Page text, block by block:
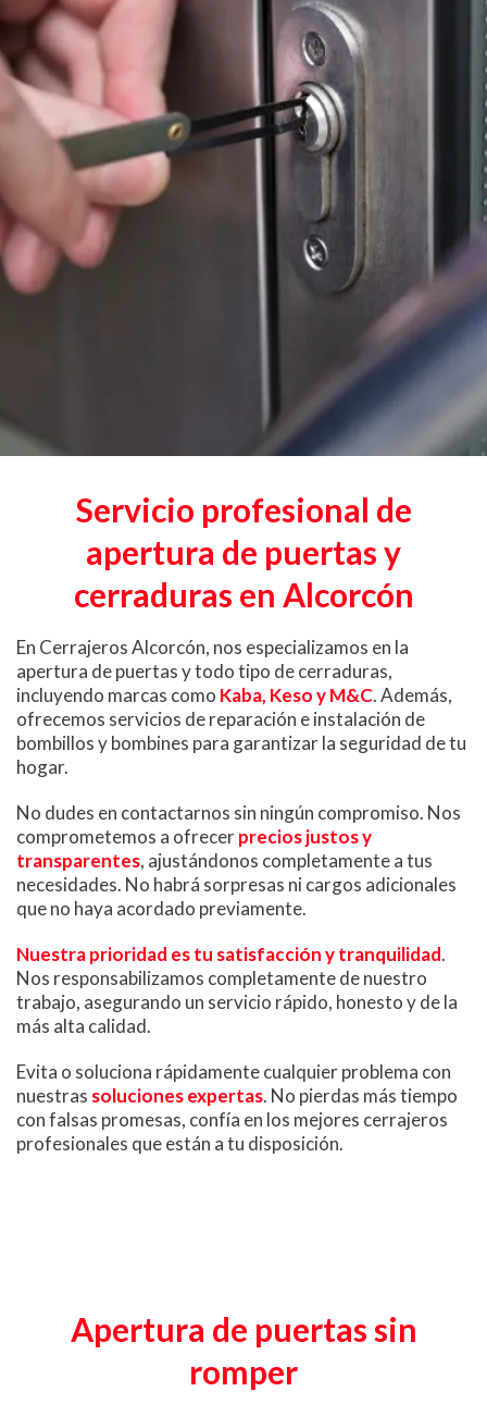
Servicio profesional de
apertura de puertas y
cerraduras en Alcorcón
En Cerrajeros Alcorcón, nos especializamos en la
apertura de puertas y todo tipo de cerraduras,
incluyendo marcas como Kaba, Keso y M&C. Además,
ofrecemos servicios de reparación e instalación de
bombillos y bombines para garantizar la seguridad de tu
hogar.
No dudes en contactarnos sin ningún compromiso. Nos
comprometemos a ofrecerprecios justos y
transparentes, ajustándonos completamente a tus
necesidades. No habrá sorpresas ni cargos adicionales
que no haya acordado previamente.
Nuestra prioridad es tu satisfacción y tranquilidad.
Nos responsabilizamos completamente de nuestro
trabajo, asegurando un servicio rápido, honesto y de la
más alta calidad.
Evita o soluciona rápidamente cualquier problema con
nuestras soluciones expertas. No pierdas más tiempo
con falsas promesas, confía en los mejores cerrajeros
profesionales que están a tu disposición.
Apertura de puertas sin
romper